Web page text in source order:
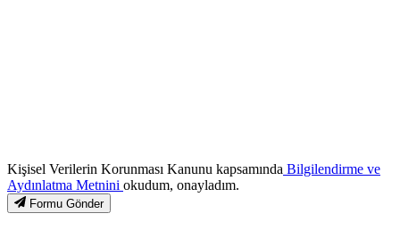
Kişisel Verilerin Korunması Kanunu kapsamında Bilgilendirme ve
Aydınlatma Metnini okudum, onayladım.
Formu Gönder